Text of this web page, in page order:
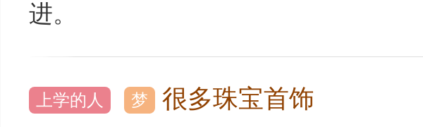
进。
上学的人 梦 很多珠宝首饰